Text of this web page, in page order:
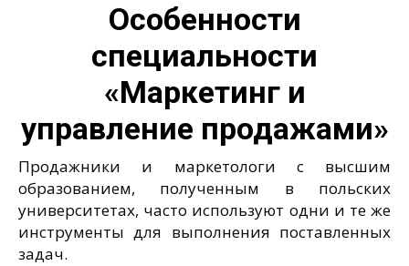
Особенности
специальности
«Маркетинг и
управление продажами»
Продажники и маркетологи с высшим
образованием, полученным в польских
университетах, часто используют одни и те же
инструменты для выполнения поставленных
задач.